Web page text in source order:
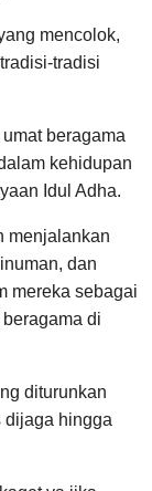
mencolok,
tradisi
beragama
kehidupan
Idul Adha.
menjalankan
dan
mereka sebagai
di
diturunkan
dijaga hingga